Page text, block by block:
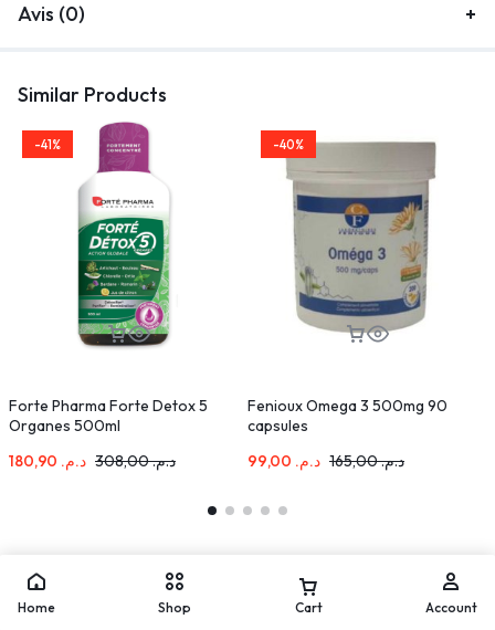
Avis (0)
Similar Products
-41%
Forte Pharma Forte Detox 5
Organes 500ml
د.م.
د.م.308,00
-40%
Fenioux Omega 3 500mg 90
capsules
د.م.
د.م.165,00
Home Shop Cart Account